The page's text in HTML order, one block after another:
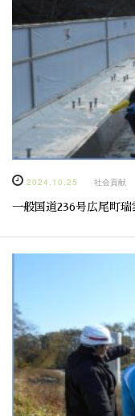
2024.10.25 社会貢献
一般国道236号広尾町